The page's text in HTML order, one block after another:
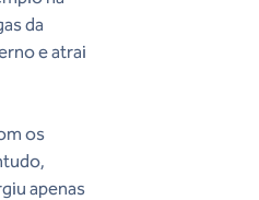
da
e atrai
os
apenas